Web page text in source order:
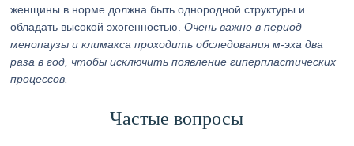
женщины в норме должна быть однородной структуры и
обладать высокой эхогенностью.Очень важно в период
менопаузы и климакса проходить обследования м-эха два
раза в год, чтобы исключить появление гиперпластических
процессов.
Частые вопросы